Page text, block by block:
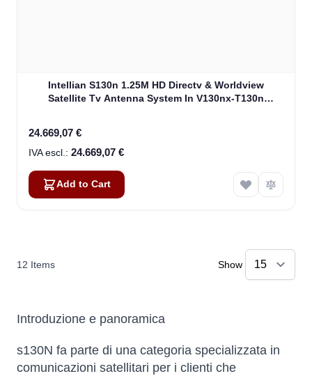
Intellian S130n 1.25M HD Directv & Worldview
Satellite Tv Antenna System In V130nx-T130n
24.669,07 €
24.669,07 €
Add to Cart
12 Items Show
Introduzione e panoramica
s130N fa parte di una categoria specializzata in
comunicazioni satellitari per i clienti che